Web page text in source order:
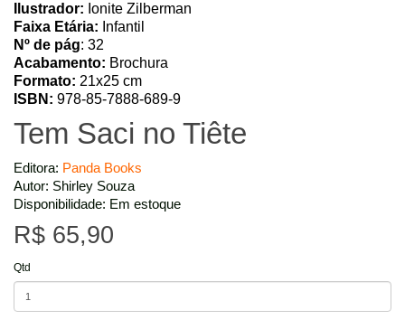
Ilustrador: Ionite Zilberman
Faixa Etária: Infantil
Nº de pág: 32
Acabamento: Brochura
Formato: 21x25 cm
ISBN: 978-85-7888-689-9
Tem Saci no Tiête
Editora: Panda Books
Autor: Shirley Souza
Disponibilidade: Em estoque
R$ 65,90
Qtd